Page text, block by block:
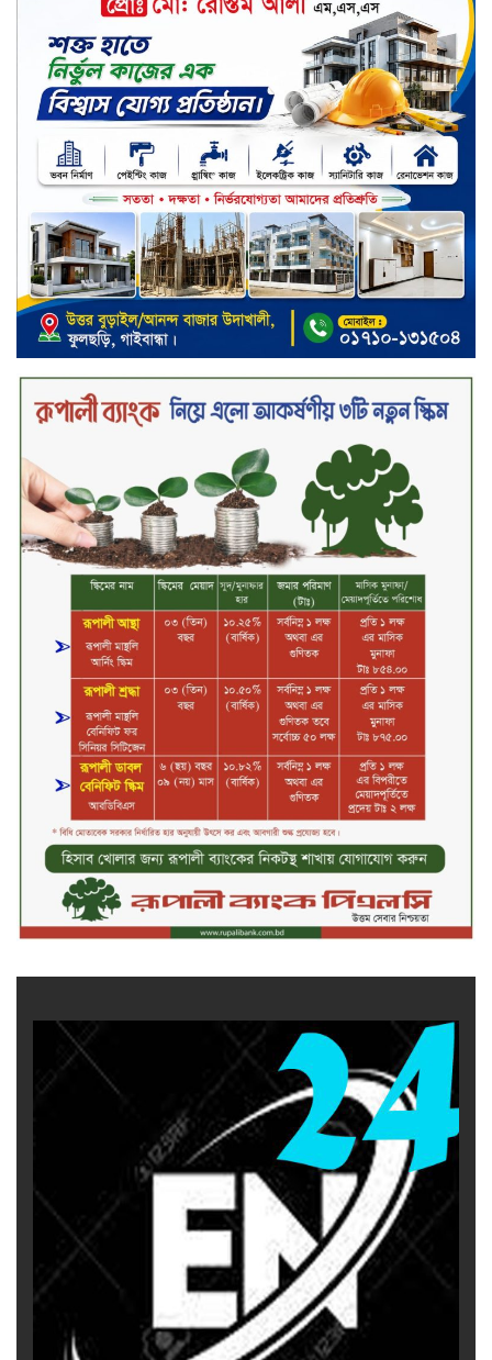
সপ্তাহের শেষ কার্যদিবসে দরপতনের
শীর্ষে সেনা ইন্স্যুরেন্স
সপ্তাহের শেষ কার্যদিবসে দরবৃদ্ধির শীর্ষে
নিটল ইন্স্যুরেন্স
সিলেটের ওসমানীনগরে দুই বাসের
মুখোমুখি সংঘর্ষে ৮ জন নিহত
২০২৯ সালের মধ্যে বাংলাদেশের
সবচেয়ে বিশ্বস্ত, টেকসই ও ক্যাশলেস
ব্যাংক হওয়ার লক্ষ্য নিয়ে ‘ভিশন ২০২৯’
উন্মোচন করল কমিউনিটি ব্যাংক
শিক্ষার্থীদের জন্য দারাজে এক্সক্লুসিভ
ডিসকাউন্ট নিয়ে আসছে রিয়েলমি
সি১০০এক্স
পরিবারের কাছে কিশোরের কান্নাজড়িত
কণ্ঠ শোনিয়ে ১২ লাখ টাকা মুক্তিপণ
দাবি, টাকা না পেয়ে শ্বাসরোধে হত্যা—
আলোচিত রাফিজ হত্যা মামলার অন্যতম
আসামি গাজীপুর থেকে গ্রেফতার
নড়াইলে বিএনপির ৬ নেতার
বহিষ্কারাদেশ প্রত্যাহার